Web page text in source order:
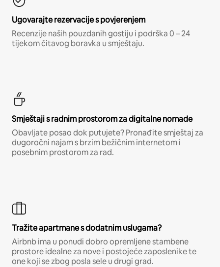
Ugovarajte rezervacije s povjerenjem
Recenzije naših pouzdanih gostiju i podrška 0 – 24
tijekom čitavog boravka u smještaju.
Smještaji s radnim prostorom za digitalne nomade
Obavljate posao dok putujete? Pronađite smještaj za
dugoročni najam s brzim bežičnim internetom i
posebnim prostorom za rad.
Tražite apartmane s dodatnim uslugama?
Airbnb ima u ponudi dobro opremljene stambene
prostore idealne za nove i postojeće zaposlenike te
one koji se zbog posla sele u drugi grad.